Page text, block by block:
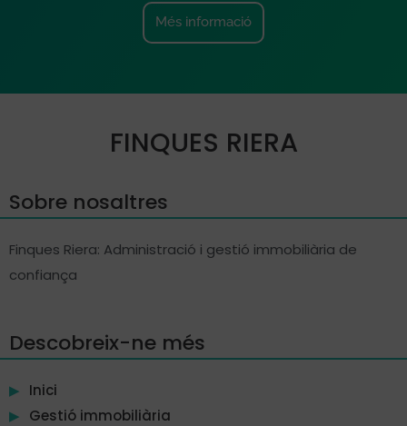
Més informació
FINQUES RIERA
Sobre nosaltres
Finques Riera: Administració i gestió immobiliària de
confiança
Descobreix-ne més
Inici
Gestió immobiliària